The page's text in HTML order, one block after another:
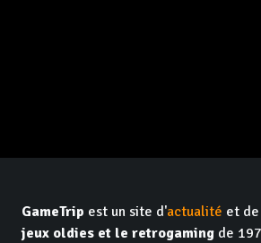
GameTrip est un site d'actualité et de
jeux oldies et le retrogaming de